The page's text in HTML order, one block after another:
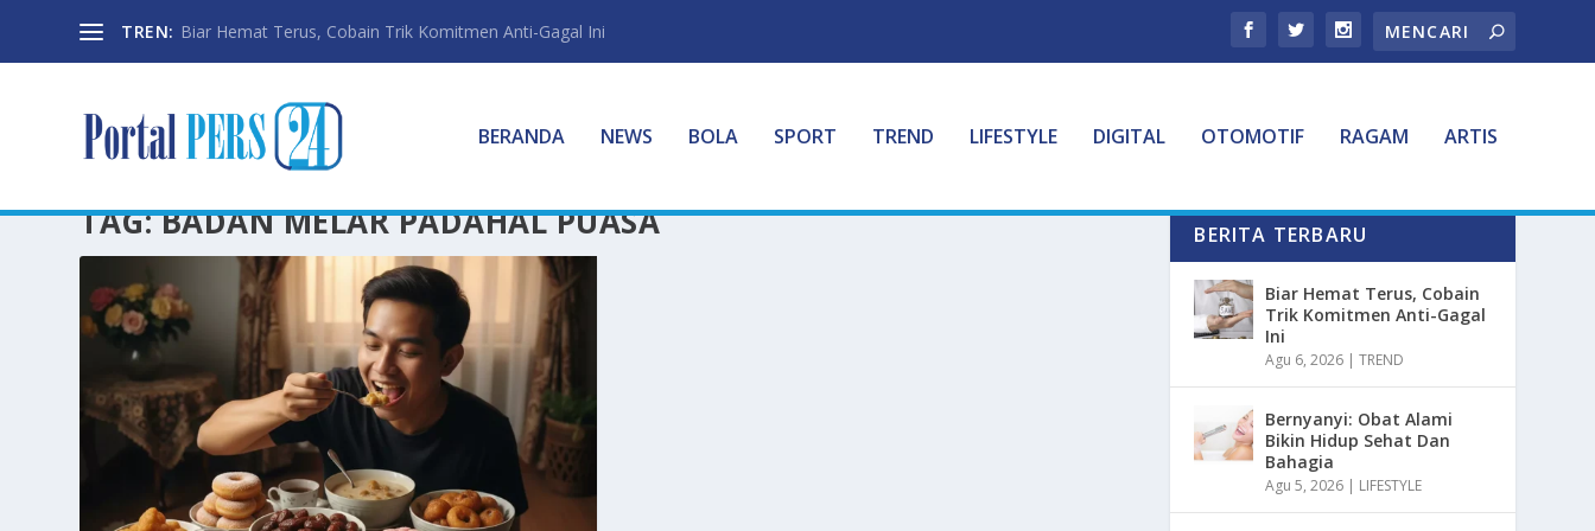
TREN: Biar Hemat Terus, Cobain Trik Komitmen Anti-Gagal Ini
BERANDA NEWS BOLA SPORT TREND LIFESTYLE DIGITAL OTOMOTIF RAGAM ARTIS
TAG:BADAN MELAR PADAHAL PUASA BERITA TERBARU
Biar Hemat Terus, Cobain
Trik Komitmen Anti-Gagal
Ini
Agu 6, 2026 |TREND
Bernyanyi: Obat Alami
Bikin Hidup Sehat Dan
Bahagia
Agu 5, 2026 | LIFESTYLE